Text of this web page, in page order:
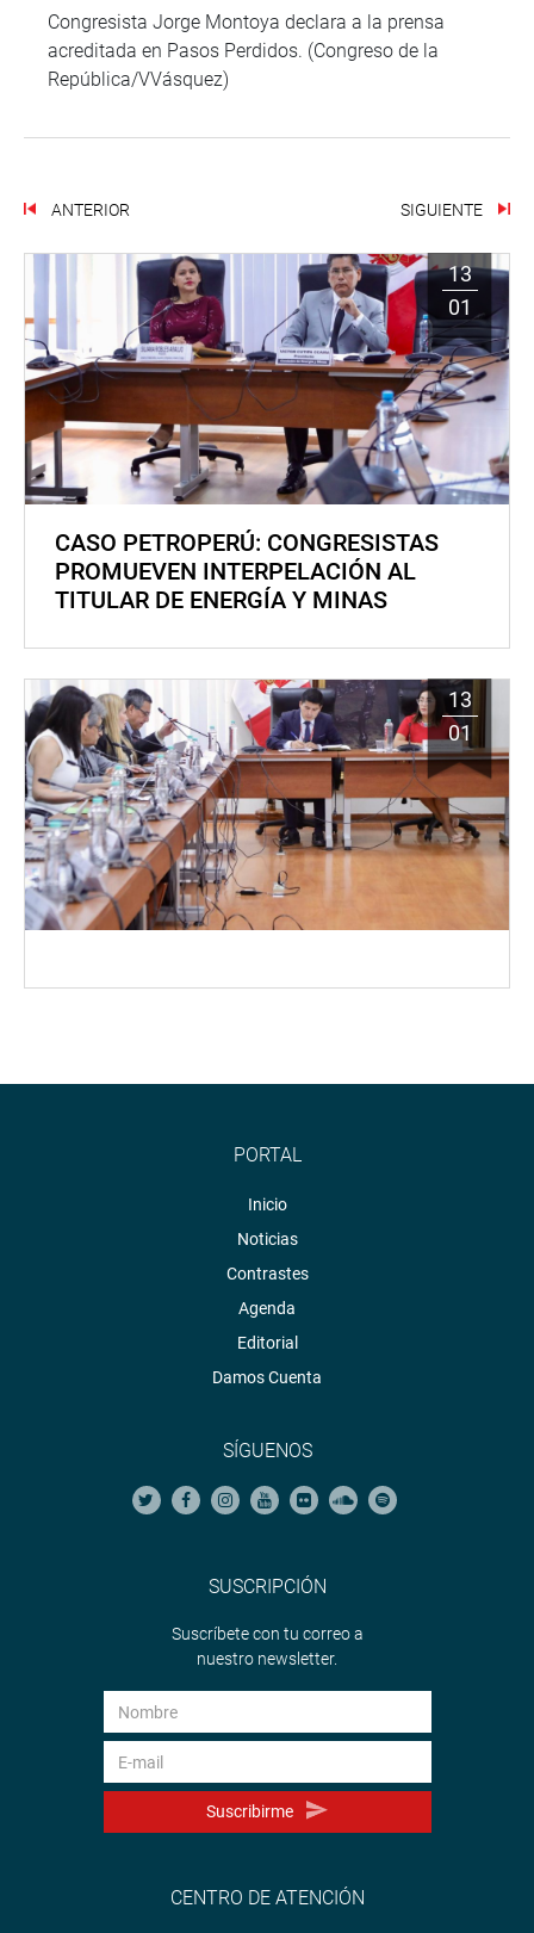
Congresista Jorge Montoya declara a la prensa
acreditada en Pasos Perdidos. (Congreso de la
República/VVásquez)
ANTERIOR SIGUIENTE
13
01
CASO PETROPERÚ: CONGRESISTAS
PROMUEVEN INTERPELACIÓN AL
TITULAR DE ENERGÍA Y MINAS
13
01
PORTAL
Inicio
Noticias
Contrastes
Agenda
Editorial
Damos Cuenta
SÍGUENOS
SUSCRIPCIÓN
Suscríbete con tu correo a
nuestro newsletter.
Suscribirme
CENTRO DE ATENCIÓN